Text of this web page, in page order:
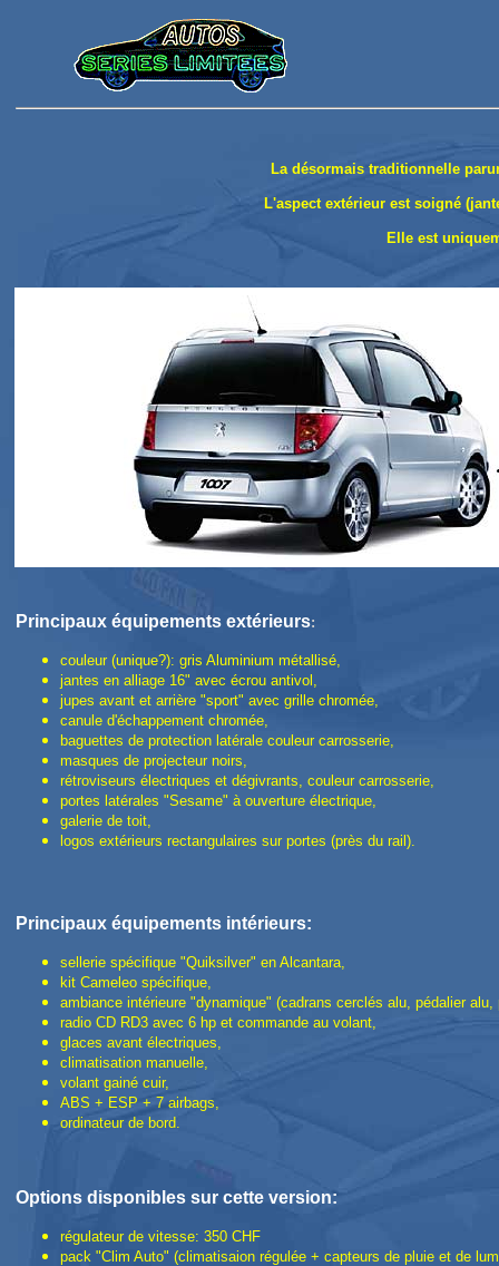
La désormais traditionnelle
L'aspect extérieur est soigné
Elle est
Principaux équipements extérieurs:
couleur (unique?): gris Aluminium métallisé,
jantes en alliage 16" avec écrou antivol,
jupes avant et arrière "sport" avec grille chromée,
canule d'échappement chromée,
baguettes de protection latérale couleur carrosserie,
masques de projecteur noirs,
rétroviseurs électriques et dégivrants, couleur carrosserie,
portes latérales "Sesame" à ouverture électrique,
galerie de toit,
logos extérieurs rectangulaires sur portes (près du rail).
Principaux équipements intérieurs:
sellerie spécifique "Quiksilver" en Alcantara,
kit Cameleo spécifique,
ambiance intérieure "dynamique" (cadrans cerclés alu, pédalier
radio CD RD3 avec 6 hp et commande au volant,
glaces avant électriques,
climatisation manuelle,
volant gainé cuir,
ABS + ESP + 7 airbags,
ordinateur de bord.
Options disponibles sur cette version:
régulateur de vitesse: 350 CHF
pack "Clim Auto" (climatisaion régulée + capteurs de pluie et de